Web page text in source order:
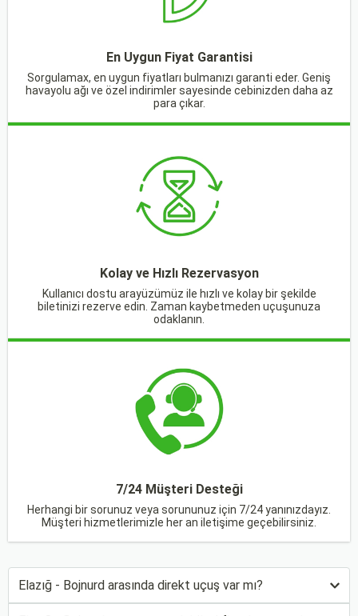
En Uygun Fiyat Garantisi
Sorgulamax, en uygun fiyatları bulmanızı garanti eder. Geniş
havayolu ağı ve özel indirimler sayesinde cebinizden daha az
para çıkar.
Kolay ve Hızlı Rezervasyon
Kullanıcı dostu arayüzümüz ile hızlı ve kolay bir şekilde
biletinizi rezerve edin. Zaman kaybetmeden uçuşunuza
odaklanın.
7/24 Müşteri Desteği
Herhangi bir sorunuz veya sorununuz için 7/24 yanınızdayız.
Müşteri hizmetlerimizle her an iletişime geçebilirsiniz.
Elazığ - Bojnurd arasında direkt uçuş var mı?